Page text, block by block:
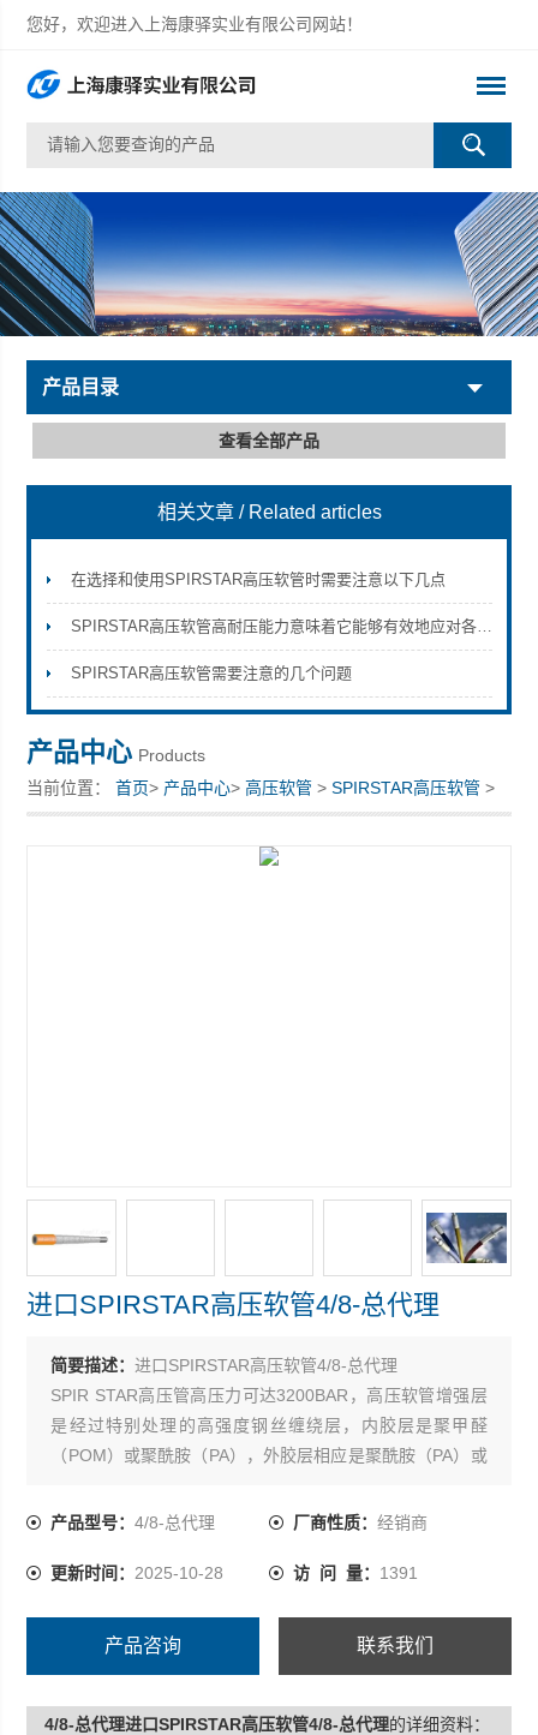
您好，欢迎进入上海康驿实业有限公司网站！
上海康驿实业有限公司
产品目录
查看全部产品
相关文章 / Related articles
在选择和使用SPIRSTAR高压软管时需要注意以下几点
SPIRSTAR高压软管高耐压能力意味着它能够有效地应对各种高压环境
SPIRSTAR高压软管需要注意的几个问题
产品中心 Products
当前位置：首页> 产品中心>高压软管 >SPIRSTAR高压软管 >
进口SPIRSTAR高压软管4/8-总代理
进口SPIRSTAR高压软管4/8-总代理
简要描述：进口SPIRSTAR高压软管4/8-总代理
SPIR STAR高压管高压力可达3200BAR，高压软管增强层
是经过特别处理的高强度钢丝缠绕层，内胶层是聚甲醛
（POM）或聚酰胺（PA），外胶层相应是聚酰胺（PA）或
胀小，防化学腐蚀性好，重量轻，外径小，单根长度可达
造，
产品型号：4/8-总代理 厂商性质： 经销商
更新时间： 2025-10-28 访 问 量： 1391
产品咨询 联系我们
4/8-总代理进口SPIRSTAR高压软管4/8-总代理的详细资料：